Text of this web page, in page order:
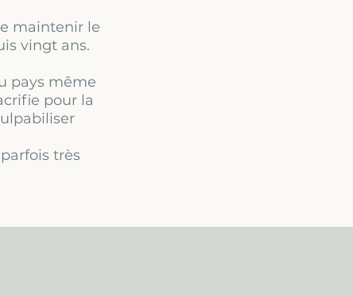
maintenir le
vingt ans.
pays même
pour la
très